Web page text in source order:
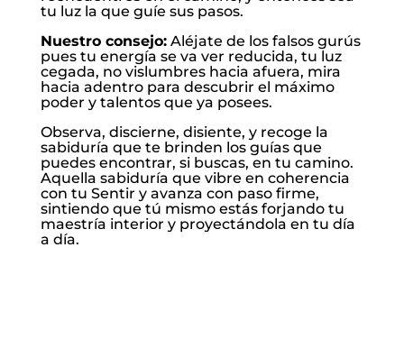
tu luz la que guíe sus pasos.
Nuestro consejo:Aléjate de los falsos gurús
pues tu energía se va ver reducida, tu luz
cegada, no vislumbres hacia afuera, mira
hacia adentro para descubrir el máximo
poder y talentos que ya posees.
Observa, discierne, disiente, y recoge la
sabiduría que te brinden los guías que
puedes encontrar, si buscas, en tu camino.
Aquella sabiduría que vibre en coherencia
con tu Sentir y avanza con paso firme,
sintiendo que tú mismo estás forjando tu
maestría interior y proyectándola en tu día
a día.